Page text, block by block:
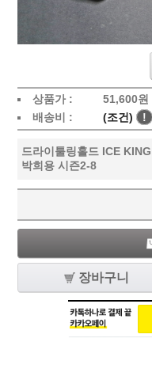
상품가 : 51,600원
배송비 : (조건) !
드라이툴링홀드 ICE KING
박희용 시즌2-8
장바구니